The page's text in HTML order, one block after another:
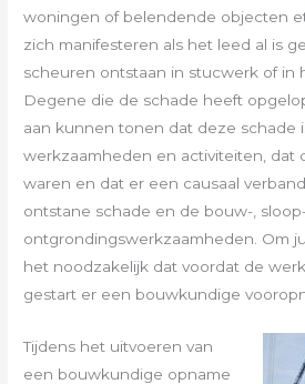
woningen of belendende objecten
zich manifesteren als het leed al is
scheuren ontstaan in stucwerk of in
Degene die de schade heeft
aan kunnen tonen dat deze schade
werkzaamheden en activiteiten, dat
waren en dat er een causaal
ontstane schade en de bouw-,
ontgrondingswerkzaamheden. Om
het noodzakelijk dat voordat de
gestart er een bouwkundige
Tijdens het uitvoeren van
een bouwkundige opname